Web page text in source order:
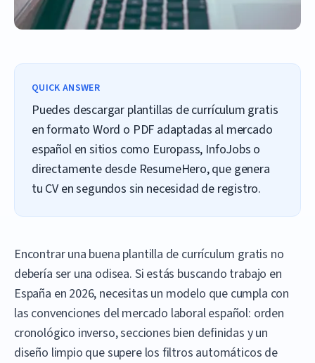
QUICK ANSWER
Puedes descargar plantillas de currículum gratis
en formato Word o PDF adaptadas al mercado
español en sitios como Europass, InfoJobs o
directamente desde ResumeHero, que genera
tu CV en segundos sin necesidad de registro.
Encontrar una buena plantilla de currículum gratis no
debería ser una odisea. Si estás buscando trabajo en
España en 2026, necesitas un modelo que cumpla con
las convenciones del mercado laboral español: orden
cronológico inverso, secciones bien definidas y un
diseño limpio que supere los filtros automáticos de